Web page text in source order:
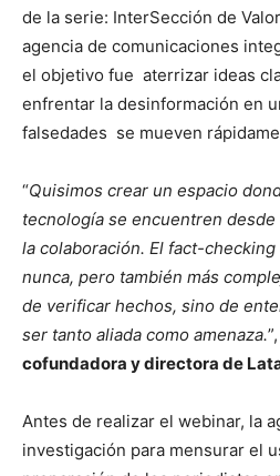
de la serie: InterSección de
agencia de comunicaciones
el objetivo fue aterrizar ideas
enfrentar la desinformación en
falsedades se mueven
“Quisimos crear un espacio
tecnología se encuentren
la colaboración. El fact-
nunca, pero también más
de verificar hechos, sino de
ser tanto aliada como amenaza.
cofundadora y directora de
Antes de realizar el webinar, la
investigación para mensurar el